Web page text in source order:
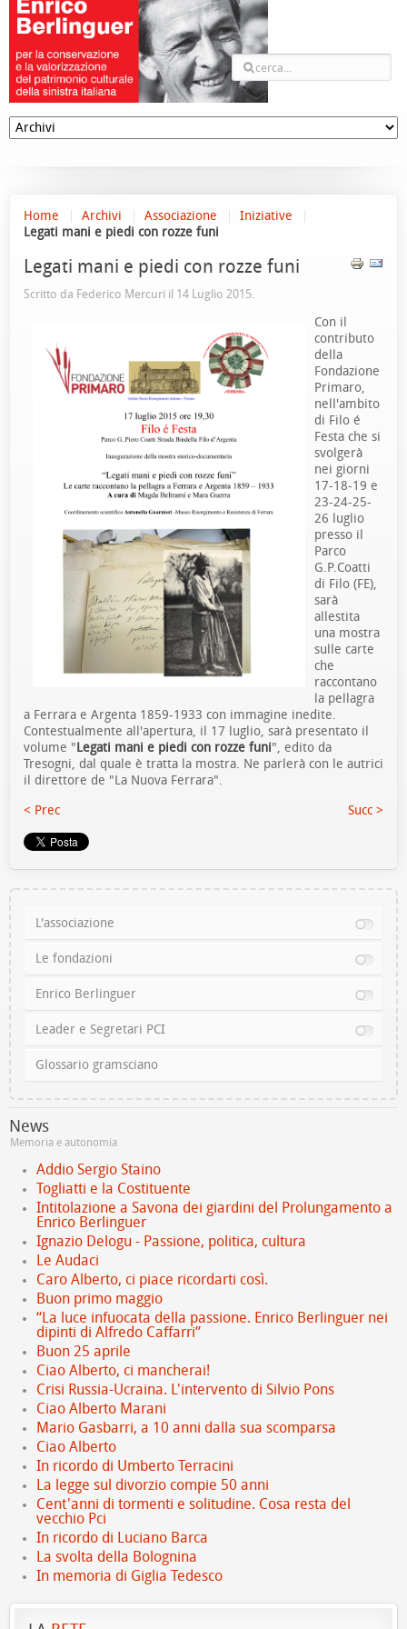
Home Archivi Associazione
Iniziative
Legati mani e piedi con rozze funi
Legati mani e piedi con rozze funi
Scritto da Federico Mercuri il 14 Luglio 2015.
Con il
contributo
della
Fondazione
Primaro,
nell'ambito
di Filo é
Festa che si
svolgerà
nei giorni
17-18-19 e
23-24-25-
26 luglio
presso il
Parco
G.P.Coatti
di Filo (FE),
sarà
allestita
una mostra
sulle carte
che
raccontano
la pellagra
a Ferrara e Argenta 1859-1933 con immagine inedite.
Contestualmente all'apertura, il 17 luglio, sarà presentato il
volume "Legati mani e piedi con rozze funi", edito da
Tresogni, dal quale è tratta la mostra. Ne parlerà con le autrici
il direttore de "La Nuova Ferrara".
< Prec
Succ >
L'associazione
Le fondazioni
Enrico Berlinguer
Leader e Segretari PCI
Glossario gramsciano
News
Memoria e autonomia
Addio Sergio Staino
Togliatti e la Costituente
Intitolazione a Savona dei giardini del Prolungamento a
Enrico Berlinguer
Ignazio Delogu - Passione, politica, cultura
Le Audaci
Caro Alberto, ci piace ricordarti così.
Buon primo maggio
“La luce infuocata della passione. Enrico Berlinguer nei
dipinti di Alfredo Caffarri”
Buon 25 aprile
Ciao Alberto, ci mancherai!
Crisi Russia-Ucraina. L'intervento di Silvio Pons
Ciao Alberto Marani
Mario Gasbarri, a 10 anni dalla sua scomparsa
Ciao Alberto
In ricordo di Umberto Terracini
La legge sul divorzio compie 50 anni
Cent'anni di tormenti e solitudine. Cosa resta del
vecchio Pci
In ricordo di Luciano Barca
La svolta della Bolognina
In memoria di Giglia Tedesco